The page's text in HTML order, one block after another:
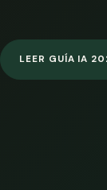
LEER GUÍA IA